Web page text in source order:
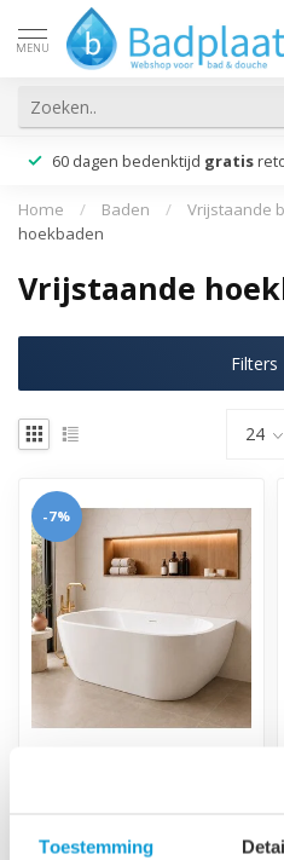
Toestemming
MENU
60 dagen bedenktijd gratis
Home / Baden / Vrijstaande
hoekbaden
Vrijstaande
Filters
-7%
Half vrijstaand ligbad